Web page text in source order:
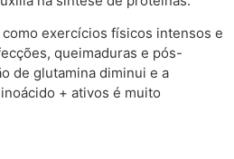
exercícios físicos intensos e
queimaduras e pós-
de glutamina diminui e a
+ ativos é muito